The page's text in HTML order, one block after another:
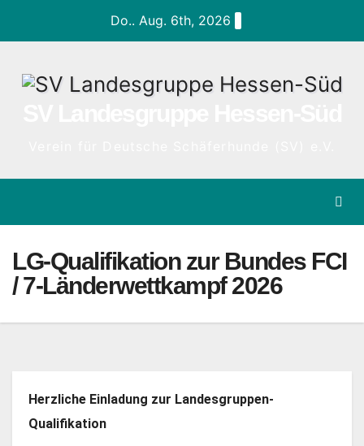
Do.. Aug. 6th, 2026
LG-Qualifikation zur Bundes FCI
/ 7-Länderwettkampf 2026
Herzliche Einladung zur Landesgruppen-
Qualifikation